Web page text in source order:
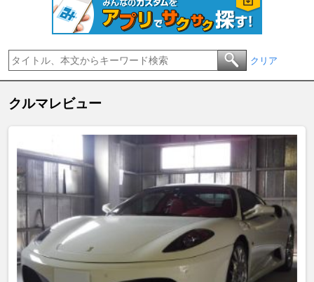
クリア
クルマレビュー